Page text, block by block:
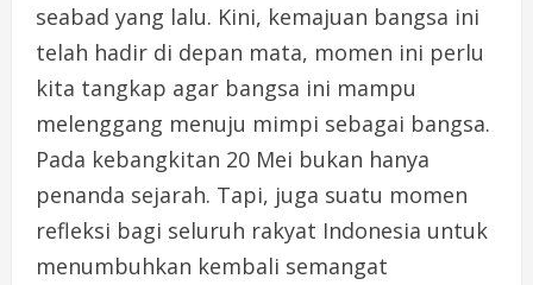
seabad yang lalu. Kini, kemajuan bangsa ini
telah hadir di depan mata, momen ini perlu
kita tangkap agar bangsa ini mampu
melenggang menuju mimpi sebagai bangsa.
Pada kebangkitan 20 Mei bukan hanya
penanda sejarah. Tapi, juga suatu momen
refleksi bagi seluruh rakyat Indonesia untuk
menumbuhkan kembali semangat